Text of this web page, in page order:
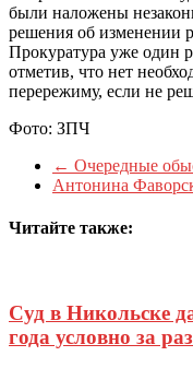
были наложены
решения об изменении
Прокуратура уже один
отметив, что нет
перережиму, если не
Фото: ЗПЧ
← Очередные
Антонина
Читайте также:
Суд в Никольске
года условно за